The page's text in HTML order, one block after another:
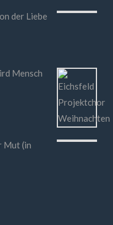
der Liebe
Mensch
Mut (in